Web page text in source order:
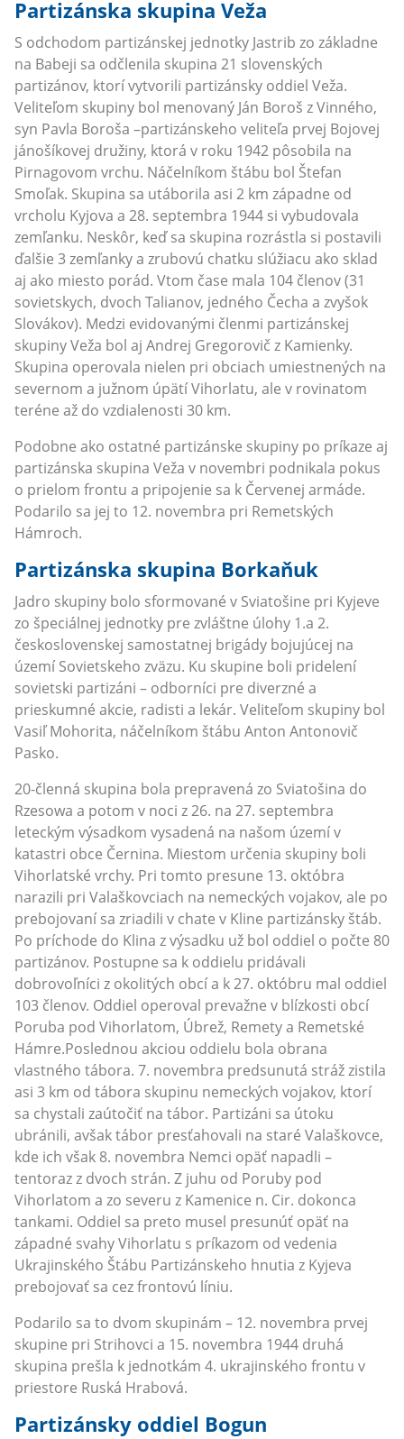
Partizánska skupina Veža
S odchodom partizánskej jednotky Jastrib zo základne
na Babeji sa odčlenila skupina 21 slovenských
partizánov, ktorí vytvorili partizánsky oddiel Veža.
Veliteľom skupiny bol menovaný Ján Boroš z Vinného,
syn Pavla Boroša –partizánskeho veliteľa prvej Bojovej
jánošíkovej družiny, ktorá v roku 1942 pôsobila na
Pirnagovom vrchu. Náčelníkom štábu bol Štefan
Smoľak. Skupina sa utáborila asi 2 km západne od
vrcholu Kyjova a 28. septembra 1944 si vybudovala
zemľanku. Neskôr, keď sa skupina rozrástla si postavili
ďalšie 3 zemľanky a zrubovú chatku slúžiacu ako sklad
aj ako miesto porád. Vtom čase mala 104 členov (31
sovietskych, dvoch Talianov, jedného Čecha a zvyšok
Slovákov). Medzi evidovanými členmi partizánskej
skupiny Veža bol aj Andrej Gregorovič z Kamienky.
Skupina operovala nielen pri obciach umiestnených na
severnom a južnom úpätí Vihorlatu, ale v rovinatom
teréne až do vzdialenosti 30 km.
Podobne ako ostatné partizánske skupiny po príkaze aj
partizánska skupina Veža v novembri podnikala pokus
o prielom frontu a pripojenie sa k Červenej armáde.
Podarilo sa jej to 12. novembra pri Remetských
Hámroch.
Partizánska skupina Borkaňuk
Jadro skupiny bolo sformované v Sviatošine pri Kyjeve
zo špeciálnej jednotky pre zvláštne úlohy 1.a 2.
československej samostatnej brigády bojujúcej na
území Sovietskeho zväzu. Ku skupine boli pridelení
sovietski partizáni – odborníci pre diverzné a
prieskumné akcie, radisti a lekár. Veliteľom skupiny bol
Vasiľ Mohorita, náčelníkom štábu Anton Antonovič
Pasko.
20-členná skupina bola prepravená zo Sviatošina do
Rzesowa a potom v noci z 26. na 27. septembra
leteckým výsadkom vysadená na našom území v
katastri obce Černina. Miestom určenia skupiny boli
Vihorlatské vrchy. Pri tomto presune 13. októbra
narazili pri Valaškovciach na nemeckých vojakov, ale po
prebojovaní sa zriadili v chate v Kline partizánsky štáb.
Po príchode do Klina z výsadku už bol oddiel o počte 80
partizánov. Postupne sa k oddielu pridávali
dobrovoľníci z okolitých obcí a k 27. októbru mal oddiel
103 členov. Oddiel operoval prevažne v blízkosti obcí
Poruba pod Vihorlatom, Úbrež, Remety a Remetské
Hámre.Poslednou akciou oddielu bola obrana
vlastného tábora. 7. novembra predsunutá stráž zistila
asi 3 km od tábora skupinu nemeckých vojakov, ktorí
sa chystali zaútočiť na tábor. Partizáni sa útoku
ubránili, avšak tábor presťahovali na staré Valaškovce,
kde ich však 8. novembra Nemci opäť napadli –
tentoraz z dvoch strán. Z juhu od Poruby pod
Vihorlatom a zo severu z Kamenice n. Cir. dokonca
tankami. Oddiel sa preto musel presunúť opäť na
západné svahy Vihorlatu s príkazom od vedenia
Ukrajinského Štábu Partizánskeho hnutia z Kyjeva
prebojovať sa cez frontovú líniu.
Podarilo sa to dvom skupinám – 12. novembra prvej
skupine pri Strihovci a 15. novembra 1944 druhá
skupina prešla k jednotkám 4. ukrajinského frontu v
priestore Ruská Hrabová.
Partizánsky oddiel Bogun